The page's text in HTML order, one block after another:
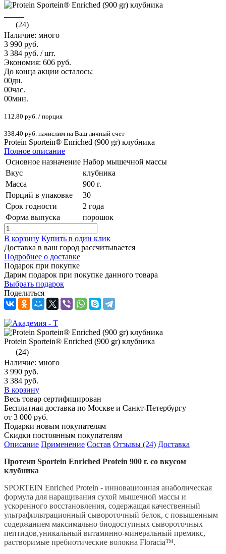
(24)
Наличие: много
3 990 руб.
3 384 руб. / шт.
Экономия: 606 руб.
До конца акции осталось:
00дн.
00час.
00мин.
112.80 руб. / порция
338.40 руб. начислим на Ваш личный счет
Protein Sportein® Enriched (900 gr) клубника
Полное описание
Основное назначение Набор мышечной массы
Вкус
клубника
Масса
900 г.
Порций в упаковке
30
Срок годности
2 года
Форма выпуска
порошок
В корзину Купить в один клик
Доставка в ваш город рассчитывается
Подробнее о доставке
Подарок при покупке
Дарим подарок при покупке данного товара
Выбрать подарок
Поделиться
Protein Sportein® Enriched (900 gr) клубника
(24)
Наличие: много
3 990 руб.
3 384 руб.
В корзину
Весь товар сертифицирован
Бесплатная доставка по Москве и Санкт-Петербургу
от 3 000 руб.
Подарки новым покупателям
Скидки постоянным покупателям
Описание Применение Состав Отзывы (24) Доставка
Протеин Sportein Enriched Protein 900 г. со вкусом
клубника
SPORTEIN Enriched Protein - инновационная анаболическая
формула для наращивания сухой мышечной массы и
ускоренного восстановления, содержащая качественный
ультрафильтрационный сывороточный белок, с повышенным
содержанием максимально биодоступных сывороточных
пептидов,уникальный витаминно-минеральный премикс,
растворимые пребиотические волокна Floracia™.